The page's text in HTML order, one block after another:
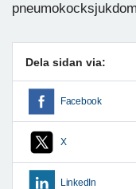
Dela sidan via:
Facebook
X
LinkedIn